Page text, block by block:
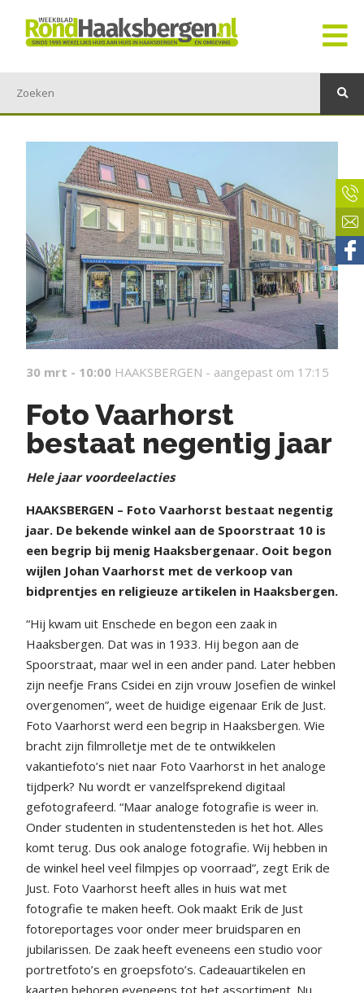
30 mrt - 10:00 HAAKSBERGEN - aangepast om 17:15
Foto Vaarhorst
bestaat negentig jaar
Hele jaar voordeelacties
HAAKSBERGEN – Foto Vaarhorst bestaat negentig
jaar. De bekende winkel aan de Spoorstraat 10 is
een begrip bij menig Haaksbergenaar. Ooit begon
wijlen Johan Vaarhorst met de verkoop van
bidprentjes en religieuze artikelen in Haaksbergen.
“Hij kwam uit Enschede en begon een zaak in
Haaksbergen. Dat was in 1933. Hij begon aan de
Spoorstraat, maar wel in een ander pand. Later hebben
zijn neefje Frans Csidei en zijn vrouw Josefien de winkel
overgenomen”, weet de huidige eigenaar Erik de Just.
Foto Vaarhorst werd een begrip in Haaksbergen. Wie
bracht zijn filmrolletje met de te ontwikkelen
vakantiefoto’s niet naar Foto Vaarhorst in het analoge
tijdperk? Nu wordt er vanzelfsprekend digitaal
gefotografeerd. “Maar analoge fotografie is weer in.
Onder studenten in studentensteden is het hot. Alles
komt terug. Dus ook analoge fotografie. Wij hebben in
de winkel heel veel filmpjes op voorraad”, zegt Erik de
Just. Foto Vaarhorst heeft alles in huis wat met
fotografie te maken heeft. Ook maakt Erik de Just
fotoreportages voor onder meer bruidsparen en
jubilarissen. De zaak heeft eveneens een studio voor
portretfoto’s en groepsfoto’s. Cadeauartikelen en
kaarten behoren eveneens tot het assortiment. Nu